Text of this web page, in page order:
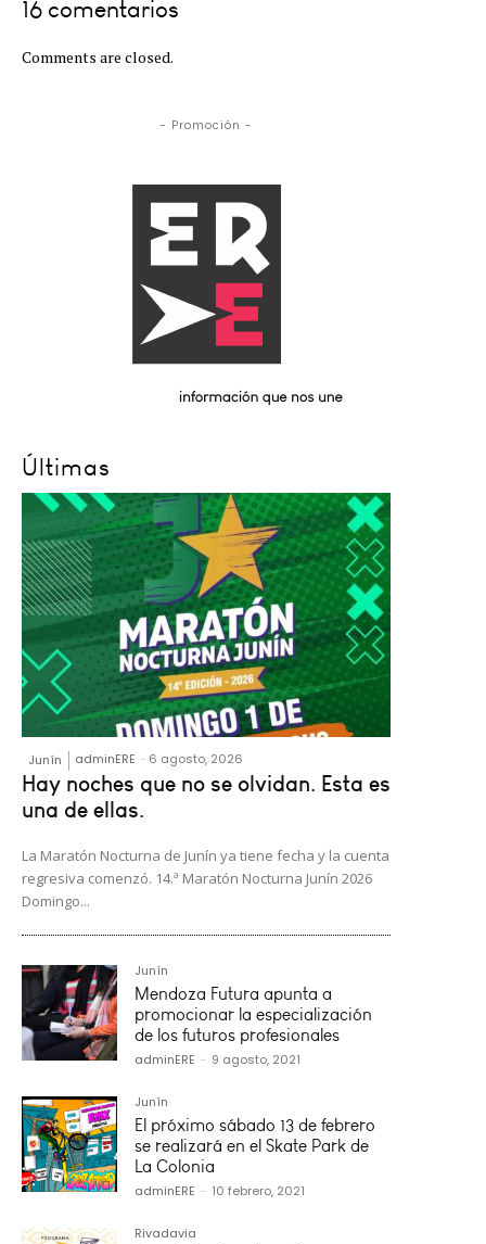
16 comentarios
Comments are closed.
- Promoción -
Últimas
Junín adminERE - 6 agosto, 2026
Hay noches que no se olvidan. Esta es
una de ellas.
La Maratón Nocturna de Junín ya tiene fecha y la cuenta
regresiva comenzó. 14.ª Maratón Nocturna Junín 2026
Domingo...
Junín
Mendoza Futura apunta a
promocionar la especialización
de los futuros profesionales
adminERE - 9 agosto, 2021
Junín
El próximo sábado 13 de febrero
se realizará en el Skate Park de
La Colonia
adminERE - 10 febrero, 2021
Rivadavia